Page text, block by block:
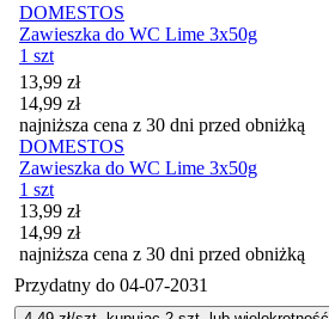
DOMESTOS
Zawieszka do WC Lime 3x50g
1 szt
Cena promocyjna
13,99 zł
14,99 zł
najniższa cena z 30 dni przed obniżką
DOMESTOS
Zawieszka do WC Lime 3x50g
1 szt
Cena promocyjna
13,99 zł
14,99 zł
najniższa cena z 30 dni przed obniżką
Przydatny do 04-07-2031